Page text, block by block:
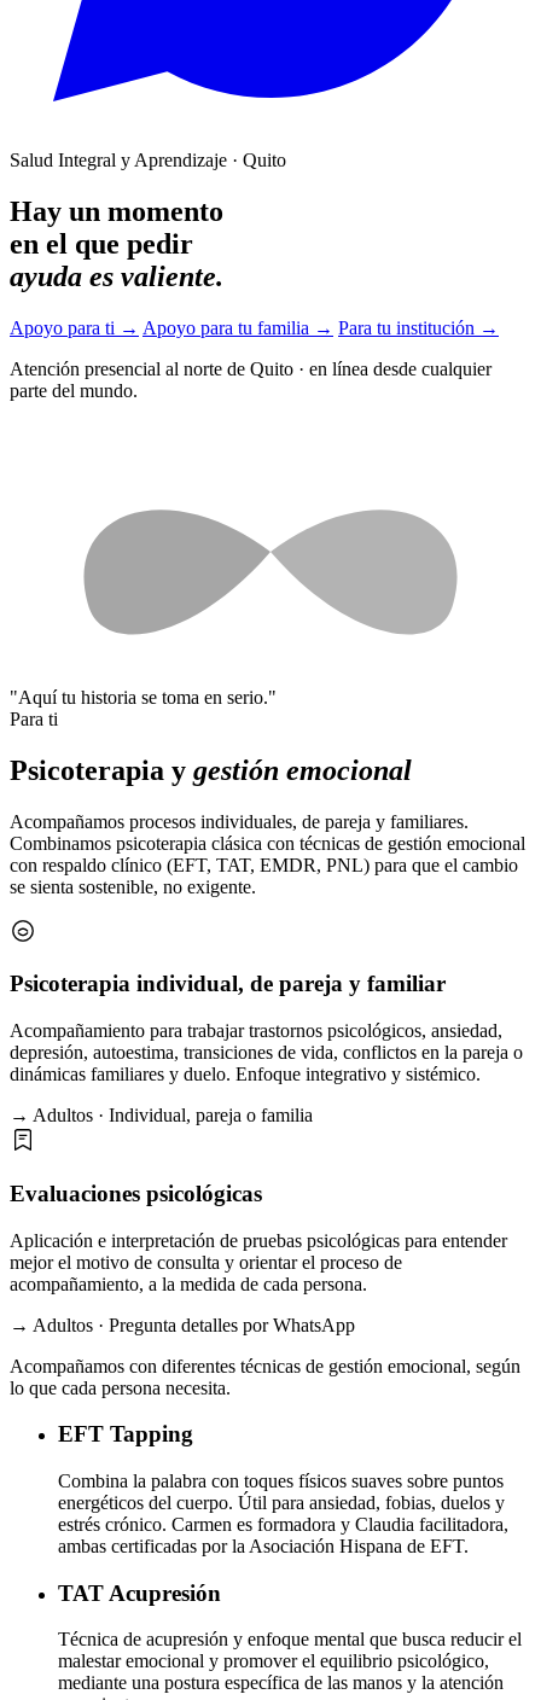
Salud Integral y Aprendizaje · Quito
Hay un momento
en el que pedir
ayuda es valiente.
Apoyo para ti → Apoyo para tu familia → Para tu institución →
Atención presencial al norte de Quito · en línea desde cualquier
parte del mundo.
"Aquí tu historia se toma en serio."
Para ti
Psicoterapia y gestión emocional
Acompañamos procesos individuales, de pareja y familiares.
Combinamos psicoterapia clásica con técnicas de gestión emocional
con respaldo clínico (EFT, TAT, EMDR, PNL) para que el cambio
se sienta sostenible, no exigente.
Psicoterapia individual, de pareja y familiar
Acompañamiento para trabajar trastornos psicológicos, ansiedad,
depresión, autoestima, transiciones de vida, conflictos en la pareja o
dinámicas familiares y duelo. Enfoque integrativo y sistémico.
→ Adultos · Individual, pareja o familia
Evaluaciones psicológicas
Aplicación e interpretación de pruebas psicológicas para entender
mejor el motivo de consulta y orientar el proceso de
acompañamiento, a la medida de cada persona.
→ Adultos · Pregunta detalles por WhatsApp
Acompañamos con diferentes técnicas de gestión emocional, según
lo que cada persona necesita.
EFT Tapping
Combina la palabra con toques físicos suaves sobre puntos
energéticos del cuerpo. Útil para ansiedad, fobias, duelos y
estrés crónico. Carmen es formadora y Claudia facilitadora,
ambas certificadas por la Asociación Hispana de EFT.
TAT Acupresión
Técnica de acupresión y enfoque mental que busca reducir el
malestar emocional y promover el equilibrio psicológico,
mediante una postura específica de las manos y la atención